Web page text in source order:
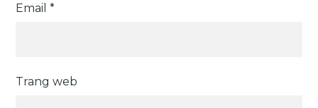
Email*
Trang web